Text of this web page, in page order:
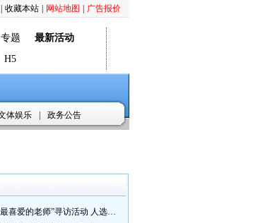
广告报价
网站地图
收藏本站
专题
最新活动
H5
体娱乐 政务公告
第十届晋江市“我最喜爱的老师”寻访活动 人选推荐火热进行中 快来“秀”您最喜爱的老师